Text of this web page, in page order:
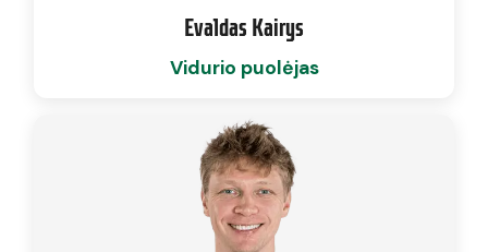
Evaldas Kairys
Vidurio puolėjas